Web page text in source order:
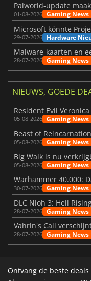
01-08-2026 Gaming News
29-07-2026 Hardware
28-07-2026 Gaming News
NIEUWS, GOEDE
05-08-2026 Gaming News
05-08-2026 Gaming News
05-08-2026 Gaming News
30-07-2026 Gaming News
DLC Nioh 3: Hell
28-07-2026 Gaming News
28-07-2026 Gaming News
Ontvang de beste